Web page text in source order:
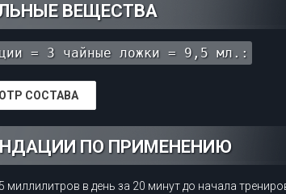
ВЕЩЕСТВА
= 3 чайные ложки = 9,5 мл.:
СОСТАВА
ПО ПРИМЕНЕНИЮ
миллилитров в день за 20 минут до начала